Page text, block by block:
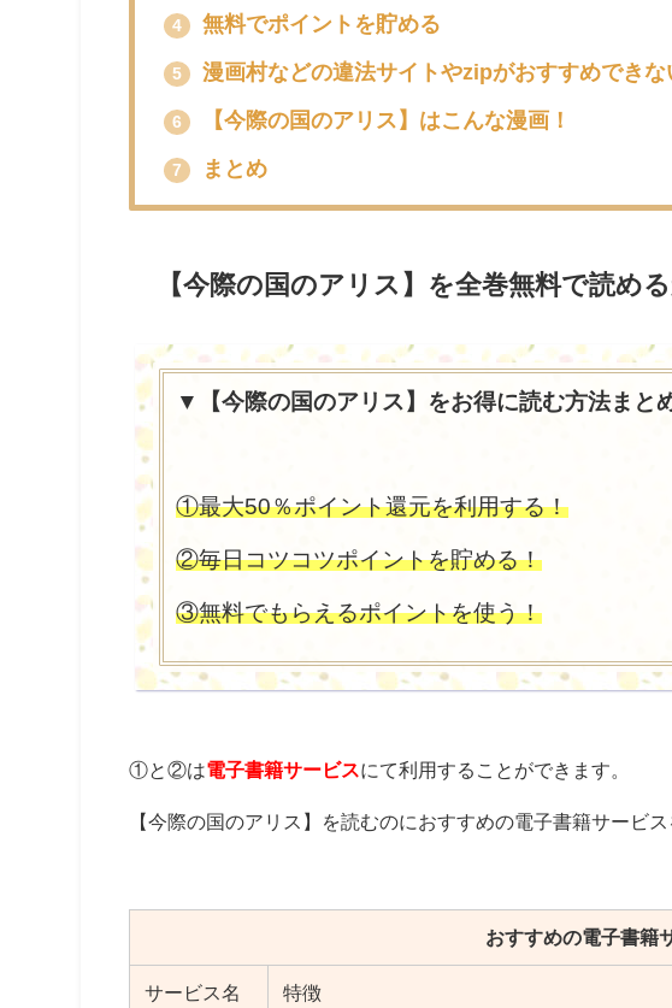
4 無料でポイントを貯める
5 漫画村などの違法サイトやzipがおすすめできな
6 【今際の国のアリス】はこんな漫画！
7 まとめ
【今際の国のアリス】を全巻無料で読め
▼【今際の国のアリス】をお得に読む方法まと
①最大50％ポイント還元を利用する！
②毎日コツコツポイントを貯める！
③無料でもらえるポイントを使う！
①と②は電子書籍サービスにて利用することができます。
【今際の国のアリス】を読むのにおすすめの電子書籍サービス
おすすめの電子書籍
サービス名 特徴